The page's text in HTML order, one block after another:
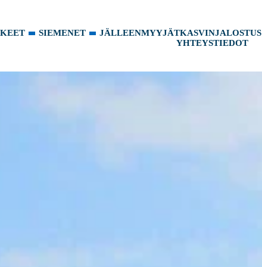
SIEMENET JÄLLEENMYYJÄTKASVINJALOSTUS
YHTEYSTIEDOT